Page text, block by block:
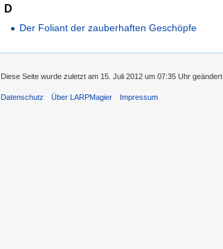
D
Der Foliant der zauberhaften Geschöpfe
Diese Seite wurde zuletzt am 15. Juli 2012 um 07:35 Uhr geändert.
Datenschutz Über LARPMagier Impressum